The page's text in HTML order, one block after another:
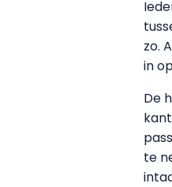
zo.
in
De
te